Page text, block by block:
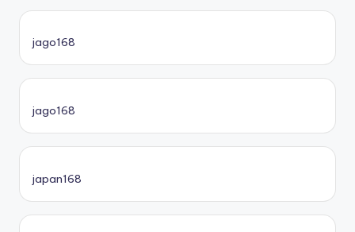
jago168
jago168
japan168